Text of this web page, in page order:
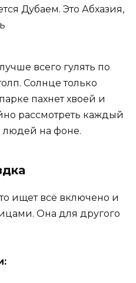
Дубаем. Это Абхазия,
лучше всего гулять по
Солнце только
пахнет хвоей и
рассмотреть каждый
людей на фоне.
ищет всё включено и
Она для другого